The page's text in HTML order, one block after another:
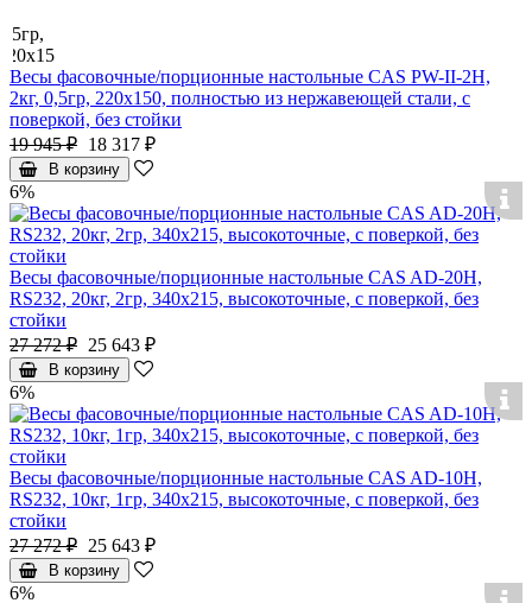
Весы фасовочные/порционные настольные CAS PW-II-2H,
2кг, 0,5гр, 220x150, полностью из нержавеющей стали, с
поверкой, без стойки
19 945 ₽ 18 317 ₽
В корзину
6%
Весы фасовочные/порционные настольные CAS AD-20H,
RS232, 20кг, 2гр, 340x215, высокоточные, с поверкой, без
стойки
27 272 ₽ 25 643 ₽
В корзину
6%
Весы фасовочные/порционные настольные CAS AD-10H,
RS232, 10кг, 1гр, 340x215, высокоточные, с поверкой, без
стойки
27 272 ₽ 25 643 ₽
В корзину
6%